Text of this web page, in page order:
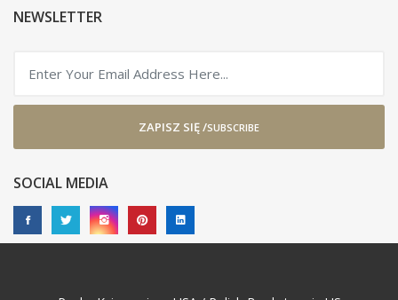
NEWSLETTER
ZAPISZ SIĘ /SUBSCRIBE
SOCIAL MEDIA